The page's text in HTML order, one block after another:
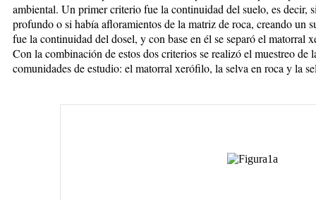
ambiental. Un primer criterio fue la continuidad del suelo, es decir,
profundo o si había afloramientos de la matriz de roca, creando un
fue la continuidad del dosel, y con base en él se separó el matorral
Con la combinación de estos dos criterios se realizó el muestreo de
comunidades de estudio: el matorral xerófilo, la selva en roca y la